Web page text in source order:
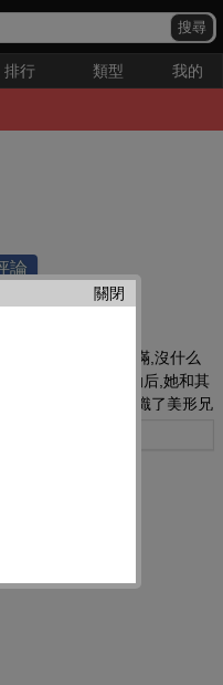
排行 類型 我的
論
分子老公,生活美滿,沒什么
網球俱樂部的活動后,她和其
廳Pomme用餐,認識了美形兄
關閉